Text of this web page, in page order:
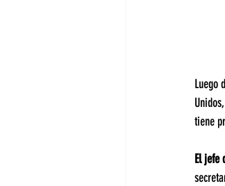
Luego
Unidos,
tiene
El jefe